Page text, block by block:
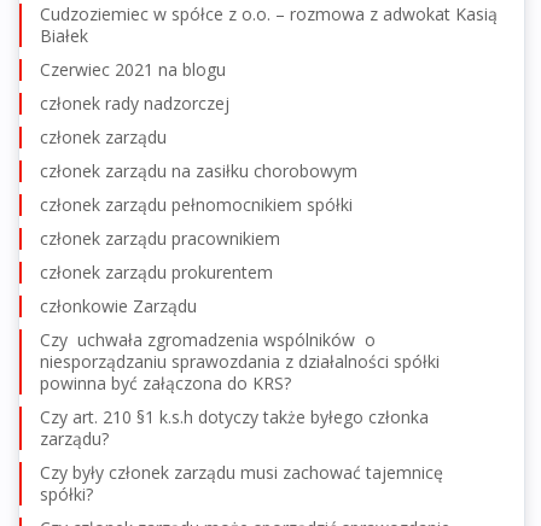
Cudzoziemiec w spółce z o.o. – rozmowa z adwokat Kasią
Białek
Czerwiec 2021 na blogu
członek rady nadzorczej
członek zarządu
członek zarządu na zasiłku chorobowym
członek zarządu pełnomocnikiem spółki
członek zarządu pracownikiem
członek zarządu prokurentem
członkowie Zarządu
Czy uchwała zgromadzenia wspólników o
niesporządzaniu sprawozdania z działalności spółki
powinna być załączona do KRS?
Czy art. 210 §1 k.s.h dotyczy także byłego członka
zarządu?
Czy były członek zarządu musi zachować tajemnicę
spółki?